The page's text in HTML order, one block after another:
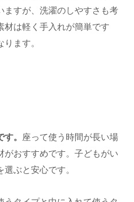
ますが、洗濯のしやすさも考
材は軽く手入れが簡単です
ます。
。
座って使う時間が長い場
がおすすめです。子どもがい
ぶと安心です。